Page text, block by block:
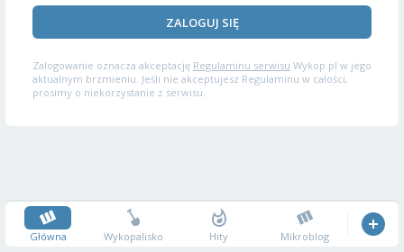
ZALOGUJ SIĘ
Zalogowanie oznacza akceptację Regulaminu serwisu Wykop.pl w jego
aktualnym brzmieniu. Jeśli nie akceptujesz Regulaminu w całości,
prosimy o niekorzystanie z serwisu.
Główna Wykopalisko Hity Mikroblog